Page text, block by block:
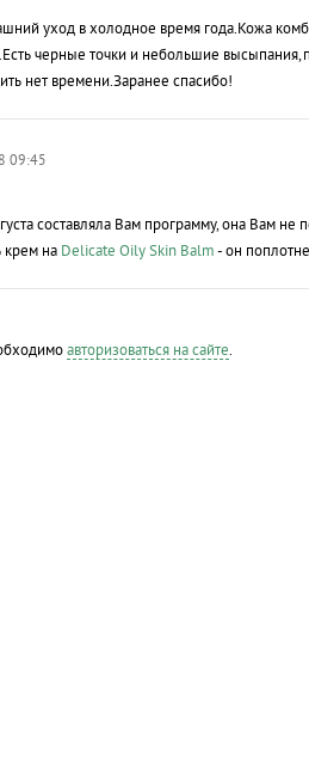
уход в холодное время года.Кожа
черные точки и небольшие
нет времени.Заранее спасибо!
09:45
составляла Вам программу, она Вам не
крем на Delicate Oily Skin Balm - он
авторизоваться на сайте